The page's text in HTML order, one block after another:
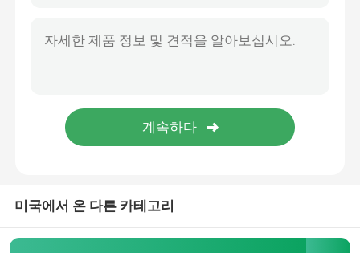
무선 방수 초인종
미국에서 온 다른 카테고리